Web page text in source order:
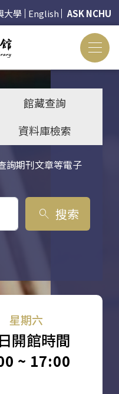
大學 English ASK NCHU
館藏查詢
資料庫檢索
詢期刊文章等電子
search 搜索
星期六
開館時間
~ 17:00